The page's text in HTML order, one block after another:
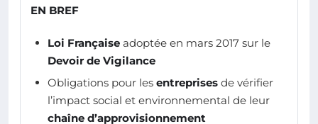
EN BREF
Loi Française adoptée en mars 2017 sur le
Devoir de Vigilance
Obligations pour les entreprises de vérifier
l’impact social et environnemental de leur
chaîne d’approvisionnement